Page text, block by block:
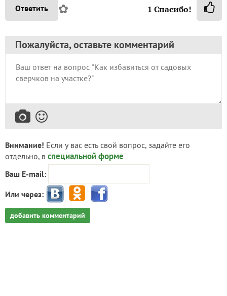
Ответить ✿ 1 Спасибо!
Пожалуйста, оставьте комментарий
Внимание! Если у вас есть свой вопрос, задайте его
отдельно, в специальной форме
Ваш E-mail:
Или через:
добавить комментарий